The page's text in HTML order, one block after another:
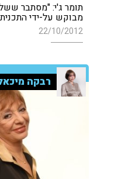
תומר ג'י: "מסתבר
מבוקש על-ידי
22/10/2012
רבקה